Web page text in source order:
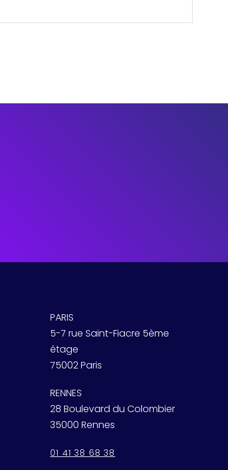
PARIS
5-7 rue Saint-Fiacre 5ème
étage
75002 Paris
RENNES
28 Boulevard du Colombier
35000 Rennes
01 41 38 68 38